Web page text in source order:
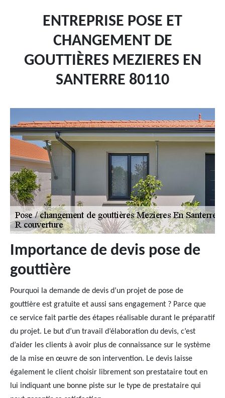
ENTREPRISE POSE ET
CHANGEMENT DE
GOUTTIÈRES MEZIERES EN
SANTERRE 80110
Importance de devis pose de
gouttière
Pourquoi la demande de devis d’un projet de pose de
gouttière est gratuite et aussi sans engagement ? Parce que
ce service fait partie des étapes réalisable durant le préparatif
du projet. Le but d’un travail d’élaboration du devis, c’est
d’aider les clients à avoir plus de connaissance sur le système
de la mise en œuvre de son intervention. Le devis laisse
également le client choisir librement son prestataire tout en
lui indiquant une bonne piste sur le type de prestataire qui